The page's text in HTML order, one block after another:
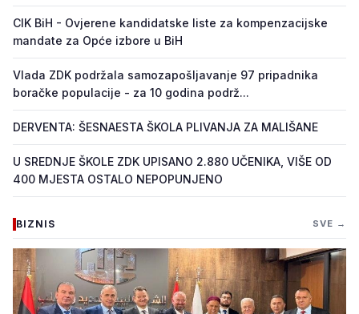
CIK BiH - Ovjerene kandidatske liste za kompenzacijske
mandate za Opće izbore u BiH
Vlada ZDK podržala samozapošljavanje 97 pripadnika
boračke populacije - za 10 godina podrž...
DERVENTA: ŠESNAESTA ŠKOLA PLIVANJA ZA MALIŠANE
U SREDNJE ŠKOLE ZDK UPISANO 2.880 UČENIKA, VIŠE OD
400 MJESTA OSTALO NEPOPUNJENO
BIZNIS SVE →